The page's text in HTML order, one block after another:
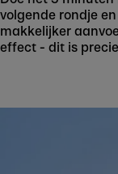
volgende rondje
makkelijker
effect - dit is